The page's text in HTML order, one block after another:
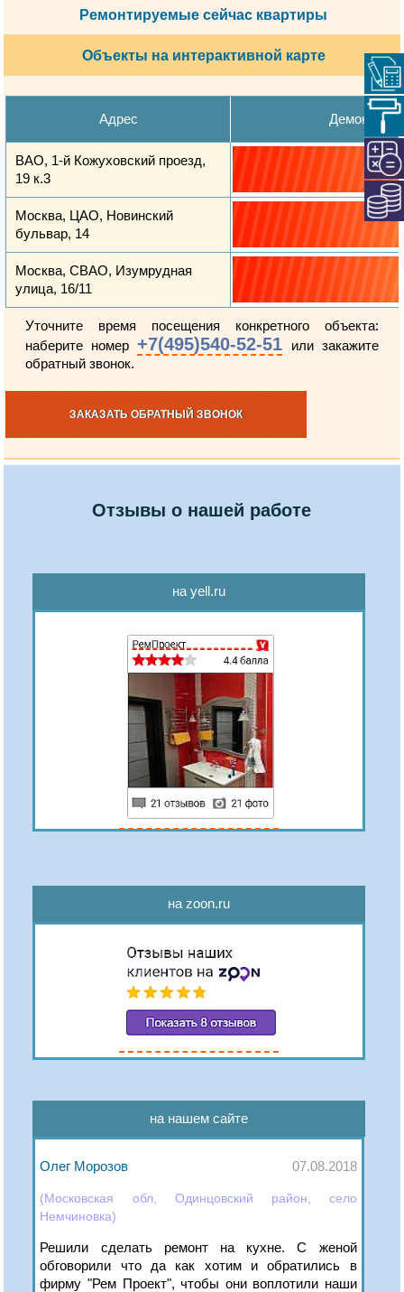
Ремонтируемые сейчас квартиры
Объекты на интерактивной карте
Адрес
ВАО, 1-й Кожуховский проезд,
19 к.3
Москва, ЦАО, Новинский
бульвар, 14
Москва, СВАО, Изумрудная
улица, 16/11
Уточните время посещения конкретного объекта:
наберите номер+7(495)540-52-51 или закажите
обратный звонок.
ЗАКАЗАТЬ ОБРАТНЫЙ ЗВОНОК
Отзывы о нашей работе
на yell.ru
на zoon.ru
на нашем сайте
Олег Морозов 07.08.2018
(Московская обл, Одинцовский район, село
Немчиновка)
Решили сделать ремонт на кухне. С женой
обговорили что да как хотим и обратились в
фирму "Рем Проект", чтобы они воплотили наши